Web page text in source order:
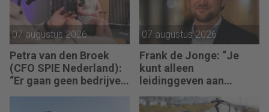
07 augustus 2026
Petra van den Broek
(CFO SPIE Nederland):
“Er gaan geen bedrijven
07 augustus 2026
Frank de Jonge: “Je
kunt alleen
leidinggeven aan
kunt geven aan jezelf.”